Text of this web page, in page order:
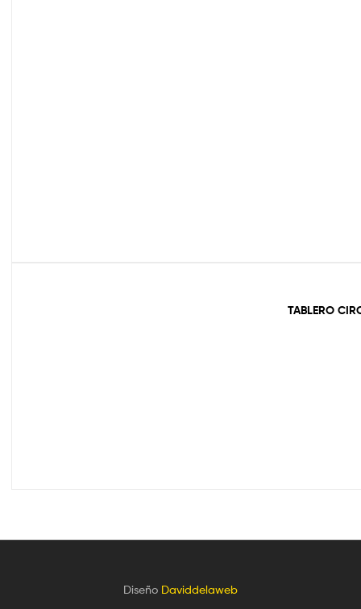
TABLERO
Diseño Daviddelaweb